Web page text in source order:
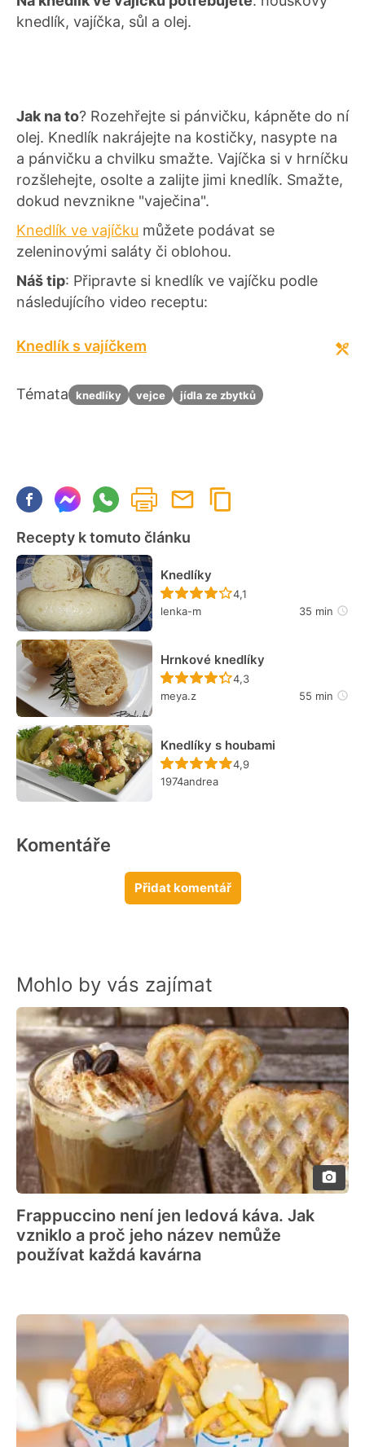
knedlík, vajíčka, sůl a olej.
Jak na to? Rozehřejte si pánvičku, kápněte do ní
olej. Knedlík nakrájejte na kostičky, nasypte na
a pánvičku a chvilku smažte. Vajíčka si v hrníčku
rozšlehejte, osolte a zalijte jimi knedlík. Smažte,
dokud nevznikne "vaječina".
Knedlík ve vajíčku můžete podávat se
zeleninovými saláty či oblohou.
Náš tip: Připravte si knedlík ve vajíčku podle
následujícího video receptu:
Knedlík s vajíčkem
Témata knedlíky vejce jídla ze zbytků
Recepty k tomuto článku
Knedlíky
Recept ještě nebyl
4,1
lenka-m
35 min
Hrnkové knedlíky
Recept ještě nebyl
4,3
meya.z
55 min
Knedlíky s houbami
Recept ještě nebyl
4,9
1974andrea
Komentáře
Přidat komentář
Mohlo by vás zajímat
Frappuccino není jen ledová káva. Jak
vzniklo a proč jeho název nemůže
používat každá kavárna